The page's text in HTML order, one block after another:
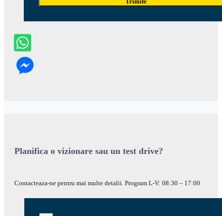
Planifica o vizionare sau un test drive?
Contacteaza-ne pentru mai multe detalii. Program L-V: 08:30 – 17:00